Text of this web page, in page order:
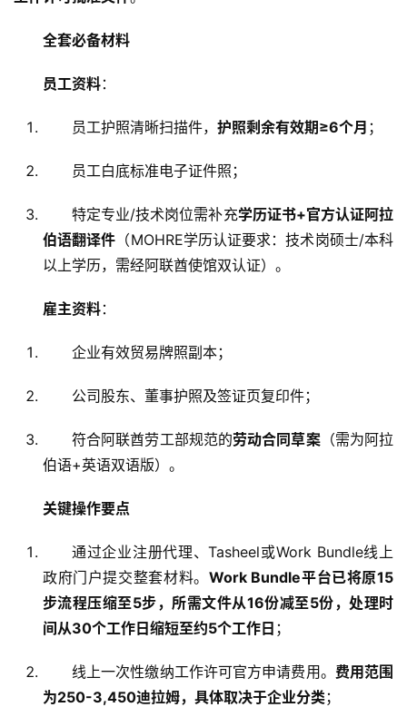
全套必备材料
员工资料：
员工护照清晰扫描件， 护照剩余有效期≥6个月 ；
员工白底标准电子证件照 ；
特定专业/技术岗位需补充学历证书+官方认证阿拉
伯语翻译件 （MOHRE学历认证要求：技术岗硕士/本科
以上学历，需经阿联酋使馆双认证） 。
雇主资料：
企业有效贸易牌照副本；
公司股东、董事护照及签证页复印件；
符合阿联酋劳工部规范的劳动合同草案（需为阿拉
伯语+英语双语版） 。
关键操作要点
通过企业注册代理、Tasheel或Work Bundle线上
政府门户提交整套材料。 Work Bundle平台已将原15
步流程压缩至5步，所需文件从16份减至5份，处理时
间从30个工作日缩短至约5个工作日 ；
线上一次性缴纳工作许可官方申请费用。 费用范围
为250-3,450迪拉姆，具体取决于企业分类；